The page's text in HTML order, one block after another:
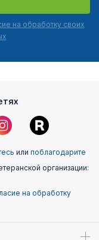
на обработку своих
или поблагодарите
организации:
на обработку